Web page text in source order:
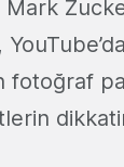
Mark
fotoğraf